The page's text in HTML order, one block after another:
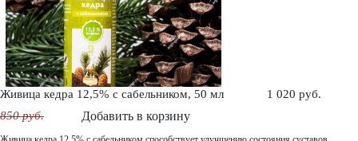
Живица кедра 12,5% с сабельником, 50 мл
1 020 руб.
850 руб.
Добавить в корзину